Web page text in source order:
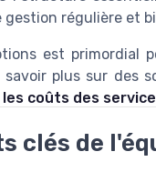
régulière et
est primordial
savoir plus sur des
coûts des
clés de